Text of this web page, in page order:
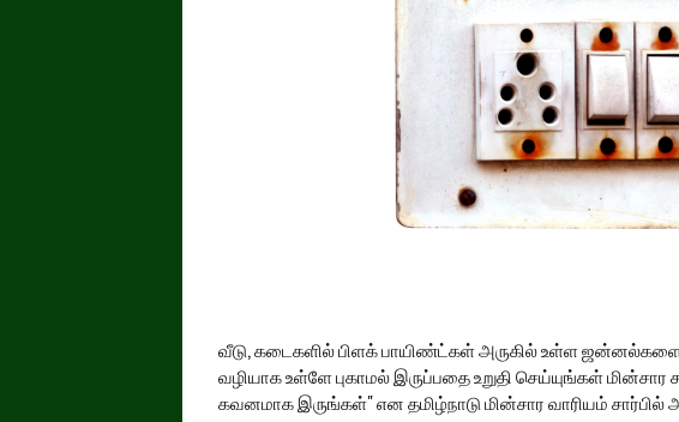
வீடு, கடைகளில் பிளக் பாயிண்ட்கள் அருகில் உள்ள
வழியாக உள்ளே புகாமல் இருப்பதை உறுதி செய்யுங்கள்
கவனமாக இருங்கள்" என தமிழ்நாடு மின்சார வாரியம் சார்பில்